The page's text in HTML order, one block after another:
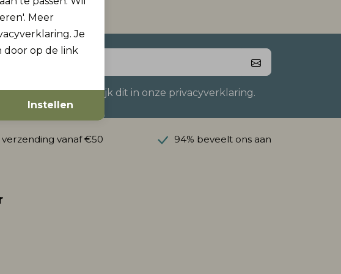
data omgaan? Bekijk dit in onze privacyverklaring.
verzending vanaf €50 94% beveelt ons aan
Meer
Je
door op de link
Instellen